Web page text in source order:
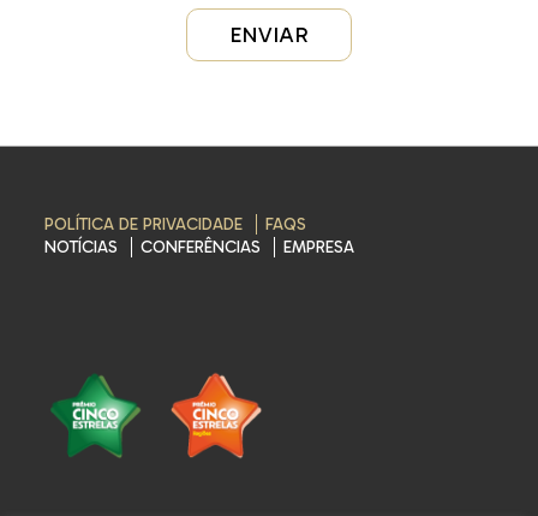
POLÍTICA DE PRIVACIDADE
FAQS
NOTÍCIAS
CONFERÊNCIAS EMPRESA